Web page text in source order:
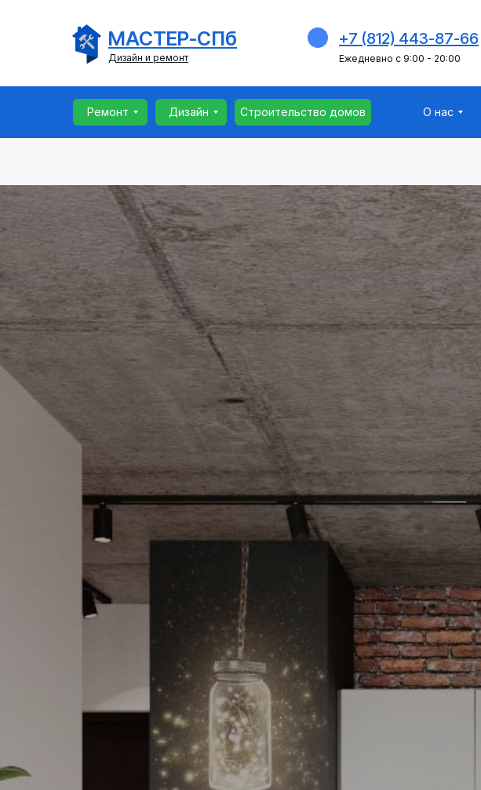
+7 (812) 443-87-66
Ежедневно с 9:00 - 20:00
МАСТЕР-СПб
Дизайн и ремонт
Ремонт Дизайн О нас
Строительство домов
Ремонт Строительство домов